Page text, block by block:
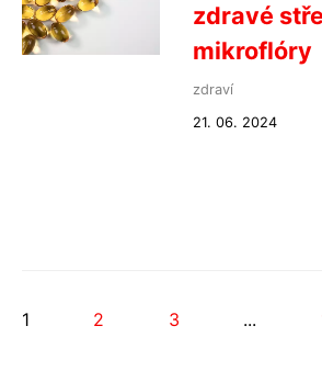
zdravé
mikroflóry
zdraví
21. 06. 2024
1 2 3 ...